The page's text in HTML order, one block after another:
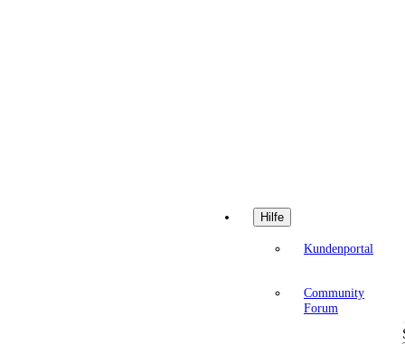
Hilfe
Kundenportal
Community
Forum